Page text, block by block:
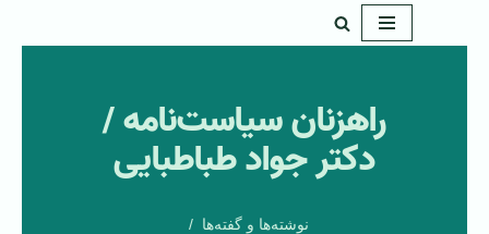
راهزنان سیاست‌نامه /
دکتر جواد طباطبایی
نوشته‌ها و گفته‌ها